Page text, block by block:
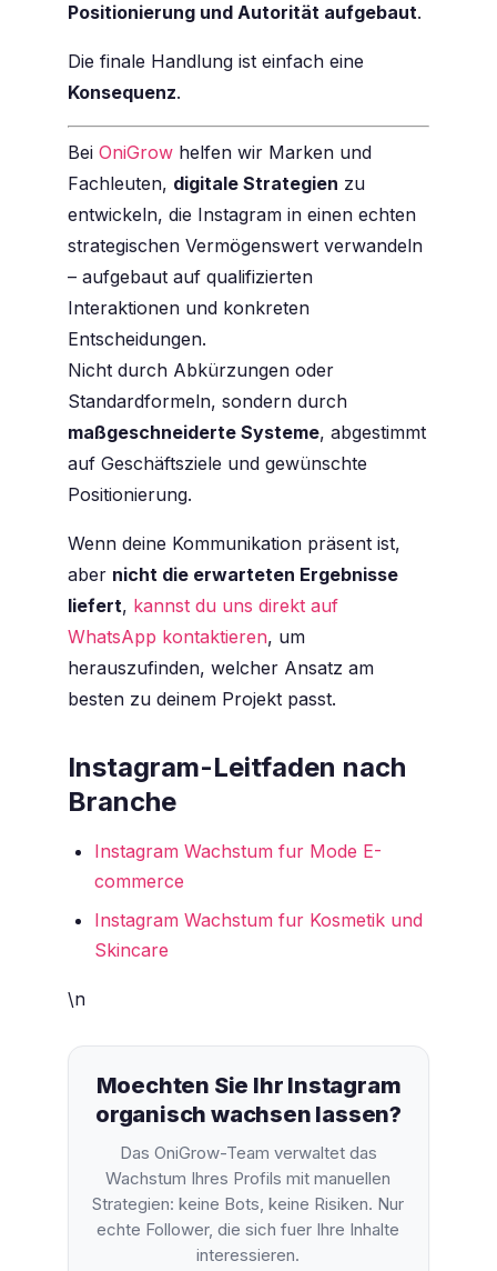
Positionierung und Autorität aufgebaut.
Die finale Handlung ist einfach eine
Konsequenz.
Bei OniGrowhelfen wir Marken und
Fachleuten, digitale Strategien zu
entwickeln, die Instagram in einen echten
strategischen Vermögenswert verwandeln
– aufgebaut auf qualifizierten
Interaktionen und konkreten
Entscheidungen.
Nicht durch Abkürzungen oder
Standardformeln, sondern durch
maßgeschneiderte Systeme, abgestimmt
auf Geschäftsziele und gewünschte
Positionierung.
Wenn deine Kommunikation präsent ist,
aber nicht die erwarteten Ergebnisse
liefert, kannst du uns direkt auf
WhatsApp kontaktieren, um
herauszufinden, welcher Ansatz am
besten zu deinem Projekt passt.
Instagram-Leitfaden nach
Branche
Instagram Wachstum fur Mode E-
commerce
Instagram Wachstum fur Kosmetik und
Skincare
\n
Moechten Sie Ihr Instagram
organisch wachsen lassen?
Das OniGrow-Team verwaltet das
Wachstum Ihres Profils mit manuellen
Strategien: keine Bots, keine Risiken. Nur
echte Follower, die sich fuer Ihre Inhalte
interessieren.